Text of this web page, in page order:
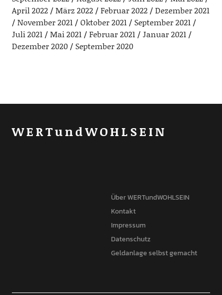
April 2022
März 2022 Februar 2022
Dezember 2021
November 2021
Oktober 2021
September 2021
Juli 2021
Mai 2021 Februar 2021
Januar 2021
Dezember 2020
September 2020
WERTundWOHLSEIN
Über WERTundWOHLSEIN
Kontakt
Impressum
Datenschutz
Geldanlage selbst gemacht